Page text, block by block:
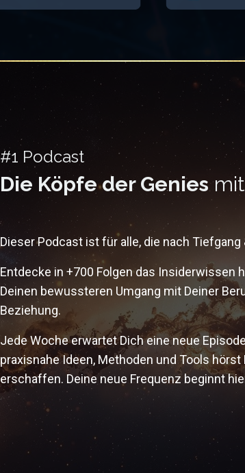
#1 Podcast
Die Köpfe der Genies
Dieser Podcast ist für alle, die nach
Entdecke in +700 Folgen das Insiderwissen
Deinen bewussteren Umgang mit Deiner
Beziehung.
Jede Woche erwartet Dich eine neue
praxisnahe Ideen, Methoden und Tools
erschaffen. Deine neue Frequenz beginnt